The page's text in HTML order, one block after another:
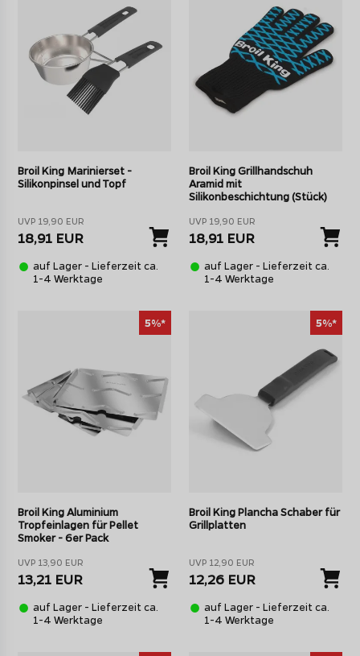
Broil King Marinierset -
Silikonpinsel und Topf
UVP 19,90 EUR
18,91 EUR
auf Lager - Lieferzeit ca.
1-4 Werktage
Broil King Grillhandschuh
Aramid mit
Silikonbeschichtung (Stück)
UVP 19,90 EUR
18,91 EUR
auf Lager - Lieferzeit ca.
1-4 Werktage
5%*
Broil King Aluminium
Tropfeinlagen für Pellet
Smoker - 6er Pack
UVP 13,90 EUR
13,21 EUR
auf Lager - Lieferzeit ca.
1-4 Werktage
5%*
Broil King Plancha Schaber für
Grillplatten
UVP 12,90 EUR
12,26 EUR
auf Lager - Lieferzeit ca.
1-4 Werktage